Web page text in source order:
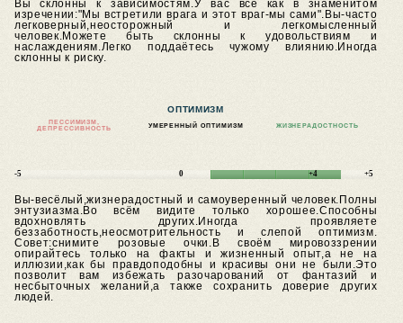
Вы склонны к зависимостям.У вас все как в знаменитом
изречении:"Мы встретили врага и этот враг-мы сами".Вы-часто
легковерный,неосторожный и легкомысленный
человек.Можете быть склонны к удовольствиям и
наслаждениям.Легко поддаётесь чужому влиянию.Иногда
склонны к риску.
ОПТИМИЗМ
ПЕССИМИЗМ,
ДЕПРЕССИВНОСТЬ
УМЕРЕННЫЙ ОПТИМИЗМ ЖИЗНЕРАДОСТНОСТЬ
-5 0 +4 +5
Вы-весёлый,жизнерадостный и самоуверенный человек.Полны
энтузиазма.Во всём видите только хорошее.Способны
вдохновлять других.Иногда проявляете
беззаботность,неосмотрительность и слепой оптимизм.
Совет:снимите розовые очки.В своём мировоззрении
опирайтесь только на факты и жизненный опыт,а не на
иллюзии,как бы правдоподобны и красивы они не были.Это
позволит вам избежать разочарований от фантазий и
несбыточных желаний,а также сохранить доверие других
людей.